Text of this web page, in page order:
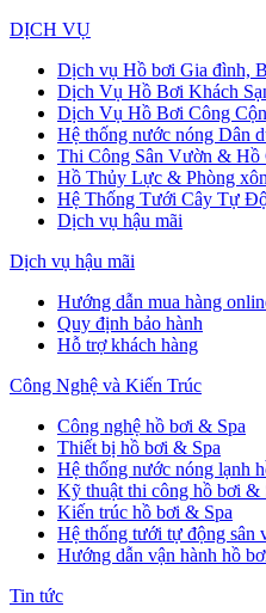
DỊCH VỤ
Dịch vụ Hồ bơi Gia đình,
Dịch Vụ Hồ Bơi Khách
Dịch Vụ Hồ Bơi Công
Hệ thống nước nóng Dân
Thi Công Sân Vườn & Hồ
Hồ Thủy Lực & Phòng
Hệ Thống Tưới Cây Tự
Dịch vụ hậu mãi
Dịch vụ hậu mãi
Hướng dẫn mua hàng
Quy định bảo hành
Hỗ trợ khách hàng
Công Nghệ và Kiến Trúc
Công nghệ hồ bơi & Spa
Thiết bị hồ bơi & Spa
Hệ thống nước nóng lạnh
Kỹ thuật thi công hồ bơi &
Kiến trúc hồ bơi & Spa
Hệ thống tưới tự động sân
Hướng dẫn vận hành hồ
Tin tức